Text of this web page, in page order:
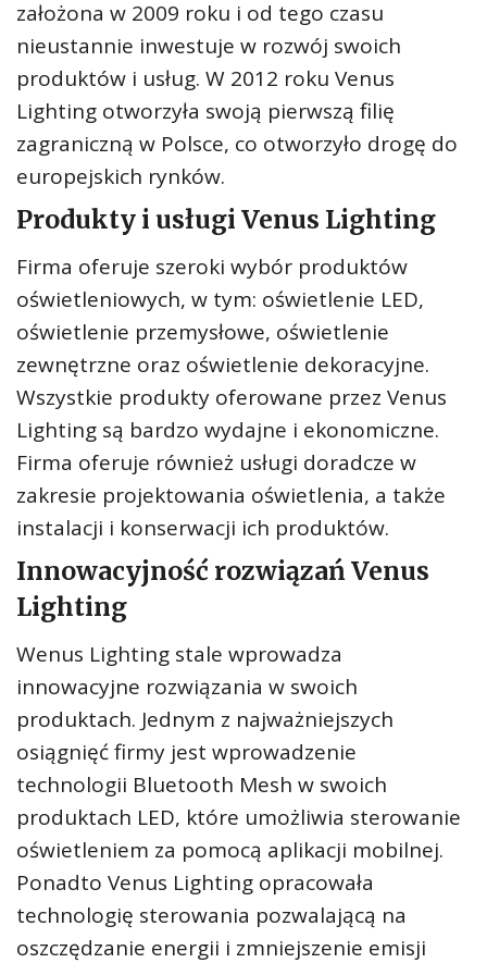
założona w 2009 roku i od tego czasu
nieustannie inwestuje w rozwój swoich
produktów i usług. W 2012 roku Venus
Lighting otworzyła swoją pierwszą filię
zagraniczną w Polsce, co otworzyło drogę do
europejskich rynków.
Produkty i usługi Venus Lighting
Firma oferuje szeroki wybór produktów
oświetleniowych, w tym: oświetlenie LED,
oświetlenie przemysłowe, oświetlenie
zewnętrzne oraz oświetlenie dekoracyjne.
Wszystkie produkty oferowane przez Venus
Lighting są bardzo wydajne i ekonomiczne.
Firma oferuje również usługi doradcze w
zakresie projektowania oświetlenia, a także
instalacji i konserwacji ich produktów.
Innowacyjność rozwiązań Venus
Lighting
Wenus Lighting stale wprowadza
innowacyjne rozwiązania w swoich
produktach. Jednym z najważniejszych
osiągnięć firmy jest wprowadzenie
technologii Bluetooth Mesh w swoich
produktach LED, które umożliwia sterowanie
oświetleniem za pomocą aplikacji mobilnej.
Ponadto Venus Lighting opracowała
technologię sterowania pozwalającą na
oszczędzanie energii i zmniejszenie emisji